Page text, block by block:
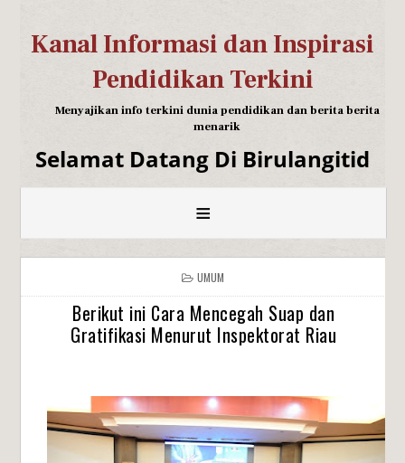
Kanal Informasi dan Inspirasi
Pendidikan Terkini
Menyajikan info terkini dunia pendidikan dan berita berita
menarik
Selamat Datang Di Birulangitid
≡
UMUM
Berikut ini Cara Mencegah Suap dan
Gratifikasi Menurut Inspektorat Riau